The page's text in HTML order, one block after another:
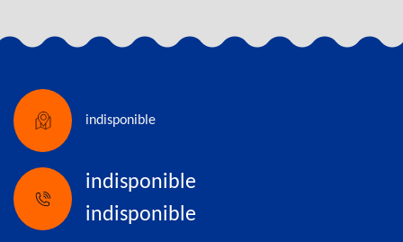
indisponible
indisponible
indisponible